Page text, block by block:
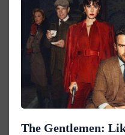
The Gentlemen: